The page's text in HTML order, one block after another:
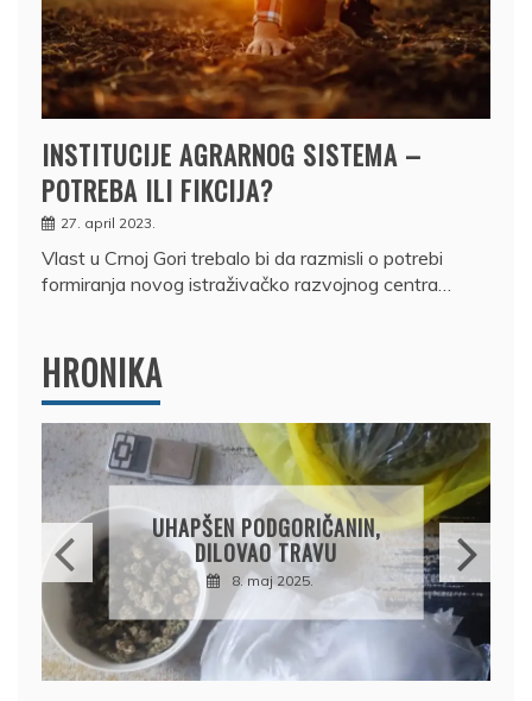
INSTITUCIJE AGRARNOG SISTEMA –
POTREBA ILI FIKCIJA?
27. april 2023.
Vlast u Crnoj Gori trebalo bi da razmisli o potrebi
formiranja novog istraživačko razvojnog centra…
HRONIKA
DRŽAVLJANIN RUSIJE
OSUMNJIČEN DA JE
PRODAO TUĐI BMW,
DRŽAVU NAPUSTIO
BRODOM
12. februar 2025.